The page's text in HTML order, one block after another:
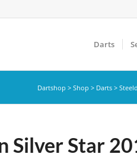
Darts
Dartshop > Shop > Darts >
Silver Star